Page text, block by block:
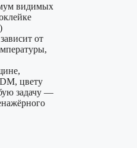
видимых
от
цвету
задачу —